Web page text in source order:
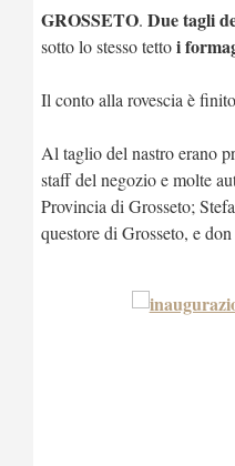
GROSSETO. Due tagli
sotto lo stesso tettoi
Il conto alla rovescia è
Al taglio del nastro erano
staff del negozio e molte
Provincia di Grosseto;
questore di Grosseto, e